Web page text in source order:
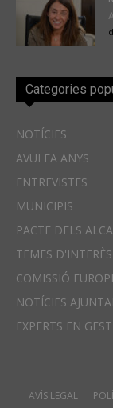
Categories
NOTÍCIES
AVUI FA ANYS
ENTREVISTES
MUNICIPIS
PACTE DELS
TEMES D'INTERÈS
COMISSIÓ
NOTÍCIES
EXPERTS EN
AVÍS LEGAL